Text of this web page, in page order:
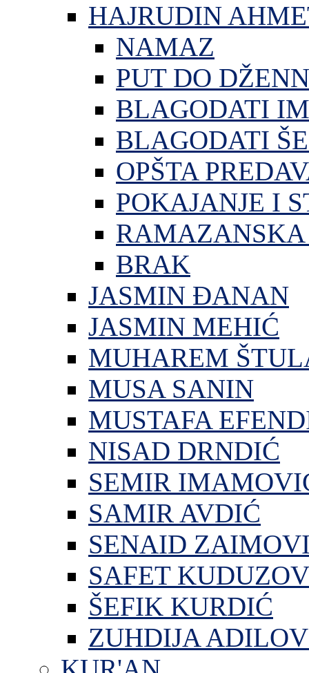
HAJRUDIN
NAMAZ
PUT DO
BLAGODATI
BLAGODATI
OPŠTA
POKAJANJE I
RAMAZANSKA
BRAK
JASMIN ĐANAN
JASMIN MEHIĆ
MUHAREM
MUSA SANIN
MUSTAFA
NISAD DRNDIĆ
SEMIR
SAMIR AVDIĆ
SENAID
SAFET
ŠEFIK KURDIĆ
ZUHDIJA